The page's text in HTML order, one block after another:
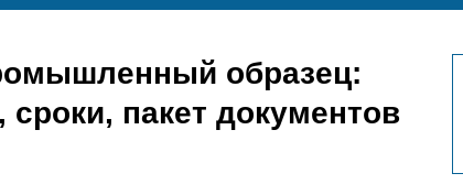
образец:
пакет документов